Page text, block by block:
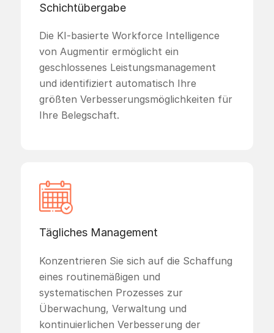
Schichtübergabe
Die KI-basierte Workforce Intelligence
von Augmentir ermöglicht ein
geschlossenes Leistungsmanagement
und identifiziert automatisch Ihre
größten Verbesserungsmöglichkeiten für
Ihre Belegschaft.
Tägliches Management
Konzentrieren Sie sich auf die Schaffung
eines routinemäßigen und
systematischen Prozesses zur
Überwachung, Verwaltung und
kontinuierlichen Verbesserung der